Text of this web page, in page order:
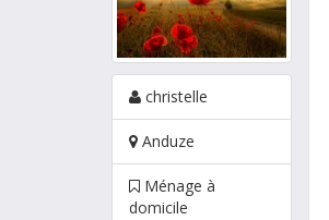
christelle
Anduze
Ménage à
domicile